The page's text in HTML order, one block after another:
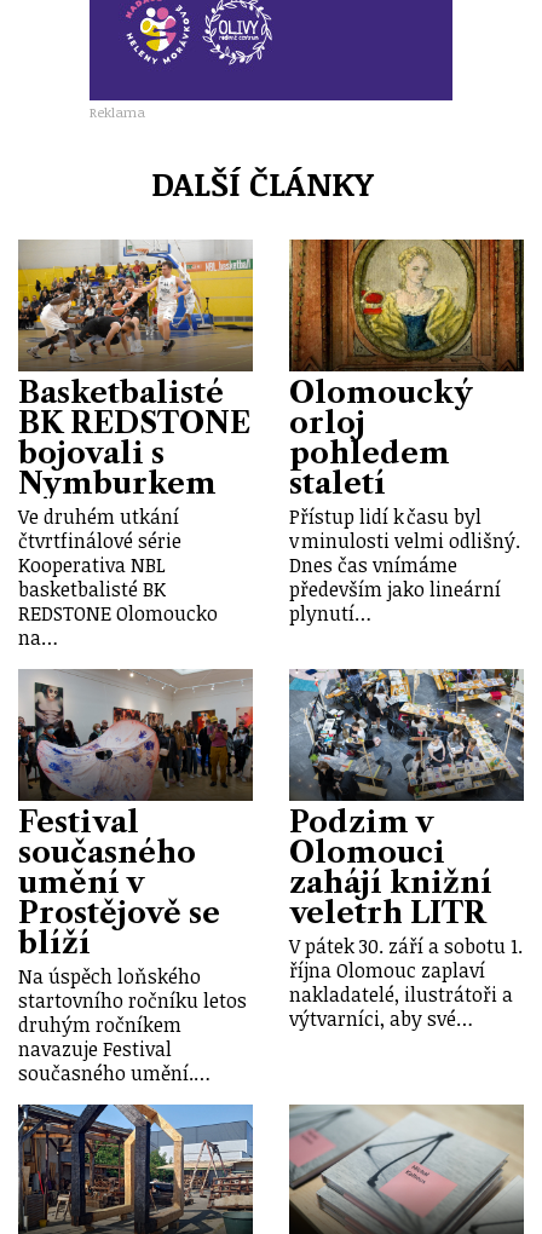
Reklama
DALŠÍ ČLÁNKY
Basketbalisté
BK REDSTONE
bojovali s
Nymburkem
Ve druhém utkání
čtvrtfinálové série
Kooperativa NBL
basketbalisté BK
REDSTONE Olomoucko
na…
Olomoucký
orloj
pohledem
staletí
Přístup lidí k času byl
v minulosti velmi odlišný.
Dnes čas vnímáme
především jako lineární
plynutí…
Festival
současného
umění v
Prostějově se
blíží
Na úspěch loňského
startovního ročníku letos
druhým ročníkem
navazuje Festival
současného umění.…
Podzim v
Olomouci
zahájí knižní
veletrh LITR
V pátek 30. září a sobotu 1.
října Olomouc zaplaví
nakladatelé, ilustrátoři a
výtvarníci, aby své…